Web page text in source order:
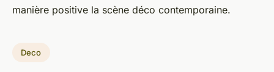
manière positive la scène déco contemporaine.
Deco